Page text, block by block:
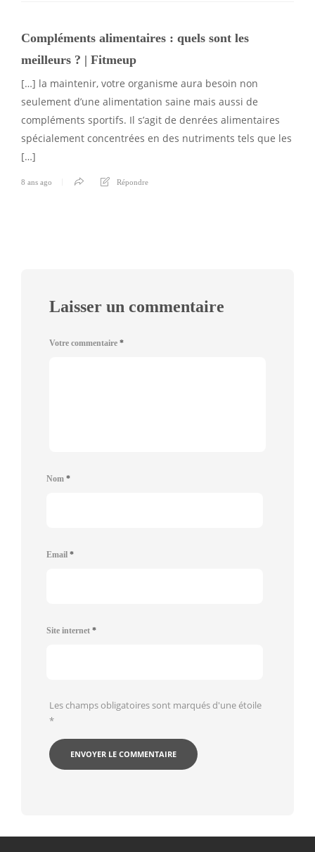
Compléments alimentaires : quels sont les
meilleurs ? | Fitmeup
[…] la maintenir, votre organisme aura besoin non
seulement d’une alimentation saine mais aussi de
compléments sportifs. Il s’agit de denrées alimentaires
spécialement concentrées en des nutriments tels que les
[…]
8 ans ago Répondre
Laisser un commentaire
Votre commentaire *
Nom *
Email *
Site internet *
Les champs obligatoires sont marqués d'une étoile
*